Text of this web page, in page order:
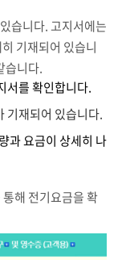
습니다. 고지서에는
기재되어 있습니
습니다.
서를 확인합니다.
기재되어 있습니다.
과 요금이 상세히 나
해 전기요금을 확